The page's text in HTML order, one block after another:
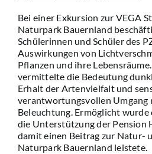
Bei einer Exkursion zur VEGA
Naturpark Bauernland
Schülerinnen und Schüler des
Auswirkungen von
Pflanzen und ihre
vermittelte die Bedeutung
Erhalt der Artenvielfalt und
verantwortungsvollen Umgang
Beleuchtung. Ermöglicht
die Unterstützung der Pension
damit einen Beitrag zur Natur-
Naturpark Bauernland leistete.